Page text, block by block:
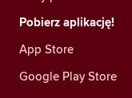
Pobierz aplikację!
App Store
Google Play Store